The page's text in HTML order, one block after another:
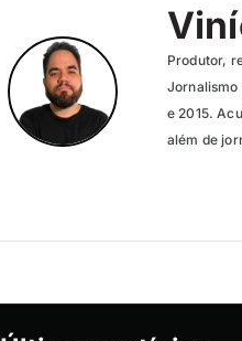
Produtor,
Jornalismo
e 2015.
além de